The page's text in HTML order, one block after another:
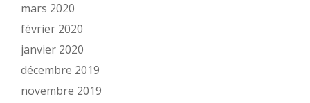
mars 2020
février 2020
janvier 2020
décembre 2019
novembre 2019